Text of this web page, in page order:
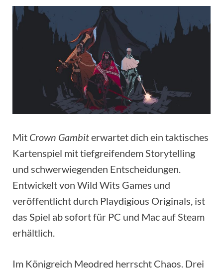
Mit Crown Gambiterwartet dich ein taktisches
Kartenspiel mit tiefgreifendem Storytelling
und schwerwiegenden Entscheidungen.
Entwickelt von Wild Wits Games und
veröffentlicht durch Playdigious Originals, ist
das Spiel ab sofort für PC und Mac auf Steam
erhältlich.
Im Königreich Meodred herrscht Chaos. Drei